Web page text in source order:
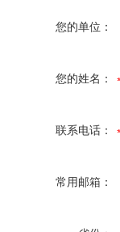
您的单位：
您的姓名：
联系电话：
常用邮箱：